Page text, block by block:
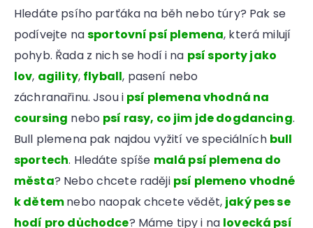
Hledáte psího parťáka na běh nebo túry? Pak se
podívejte nasportovní psí plemena, která milují
pohyb. Řada z nich se hodí i na psí sporty jako
lov, agility, flyball, pasení nebo
záchranařinu. Jsou i psí plemena vhodná na
coursing nebo psí rasy, co jim jde dogdancing.
Bull plemena pak najdou vyžití ve speciálních bull
sportech. Hledáte spíše malá psí plemena do
města? Nebo chcete raději psí plemeno vhodné
k dětemnebo naopak chcete vědět, jaký pes se
hodí pro důchodce? Máme tipy i na lovecká psí